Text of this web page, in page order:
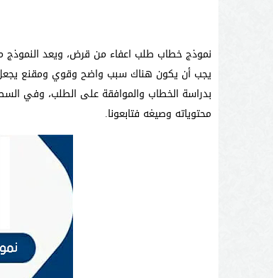
نموذج خطاب طلب اعفاء من قرض، ويعد النموذج
يجب أن يكون هناك سبب واضح وقوي ومقنع
بدراسة الخطاب والموافقة على الطلب، وفي
محتوياته وصيغه فتابعونا.